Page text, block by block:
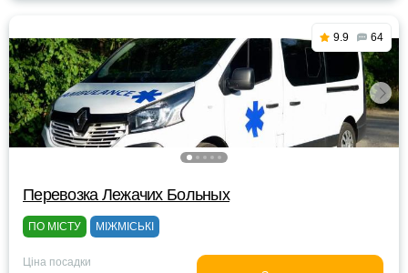
9.9 64
Перевозка Лежачих Больных
ПО МІСТУ МІЖМІСЬКІ
Ціна посадки